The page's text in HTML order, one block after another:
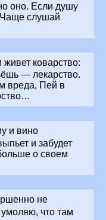
оно. Если душу
слушай
коварство:
— лекарство.
вреда, Пей в
и вино
и забудет
о своем
не
что там